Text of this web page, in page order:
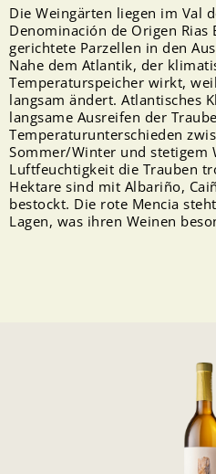
Die Weingärten liegen im Val
Denominación de Origen Rias
gerichtete Parzellen in den
Nahe dem Atlantik, der
Temperaturspeicher wirkt,
langsam ändert. Atlantisches
langsame Ausreifen der
Temperaturunterschieden
Sommer/Winter und stetigem
Luftfeuchtigkeit die Trauben
Hektare sind mit Albariño,
bestockt. Die rote Mencia
Lagen, was ihren Weinen